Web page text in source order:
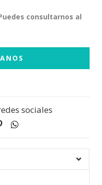
consultarnos al
sociales